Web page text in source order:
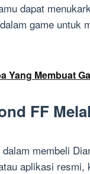
dapat
game untuk
Yang Membuat
FF
membeli
aplikasi resmi,